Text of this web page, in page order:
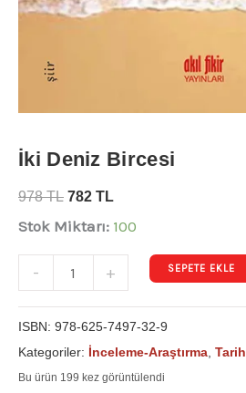
İki Deniz Bircesi
978TL 782 TL
Stok Miktarı: 100
- + SEPETE EKLE
ISBN: 978-625-7497-32-9
Kategoriler: İnceleme-Araştırma Tarih
Bu ürün 199 kez görüntülendi